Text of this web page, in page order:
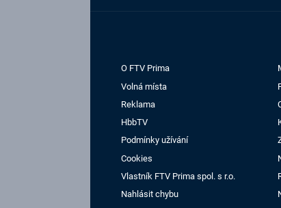
O FTV Prima
Volná místa
Reklama
HbbTV
Podmínky užívání
Cookies
Vlastník FTV Prima spol. s r.o.
Nahlásit chybu